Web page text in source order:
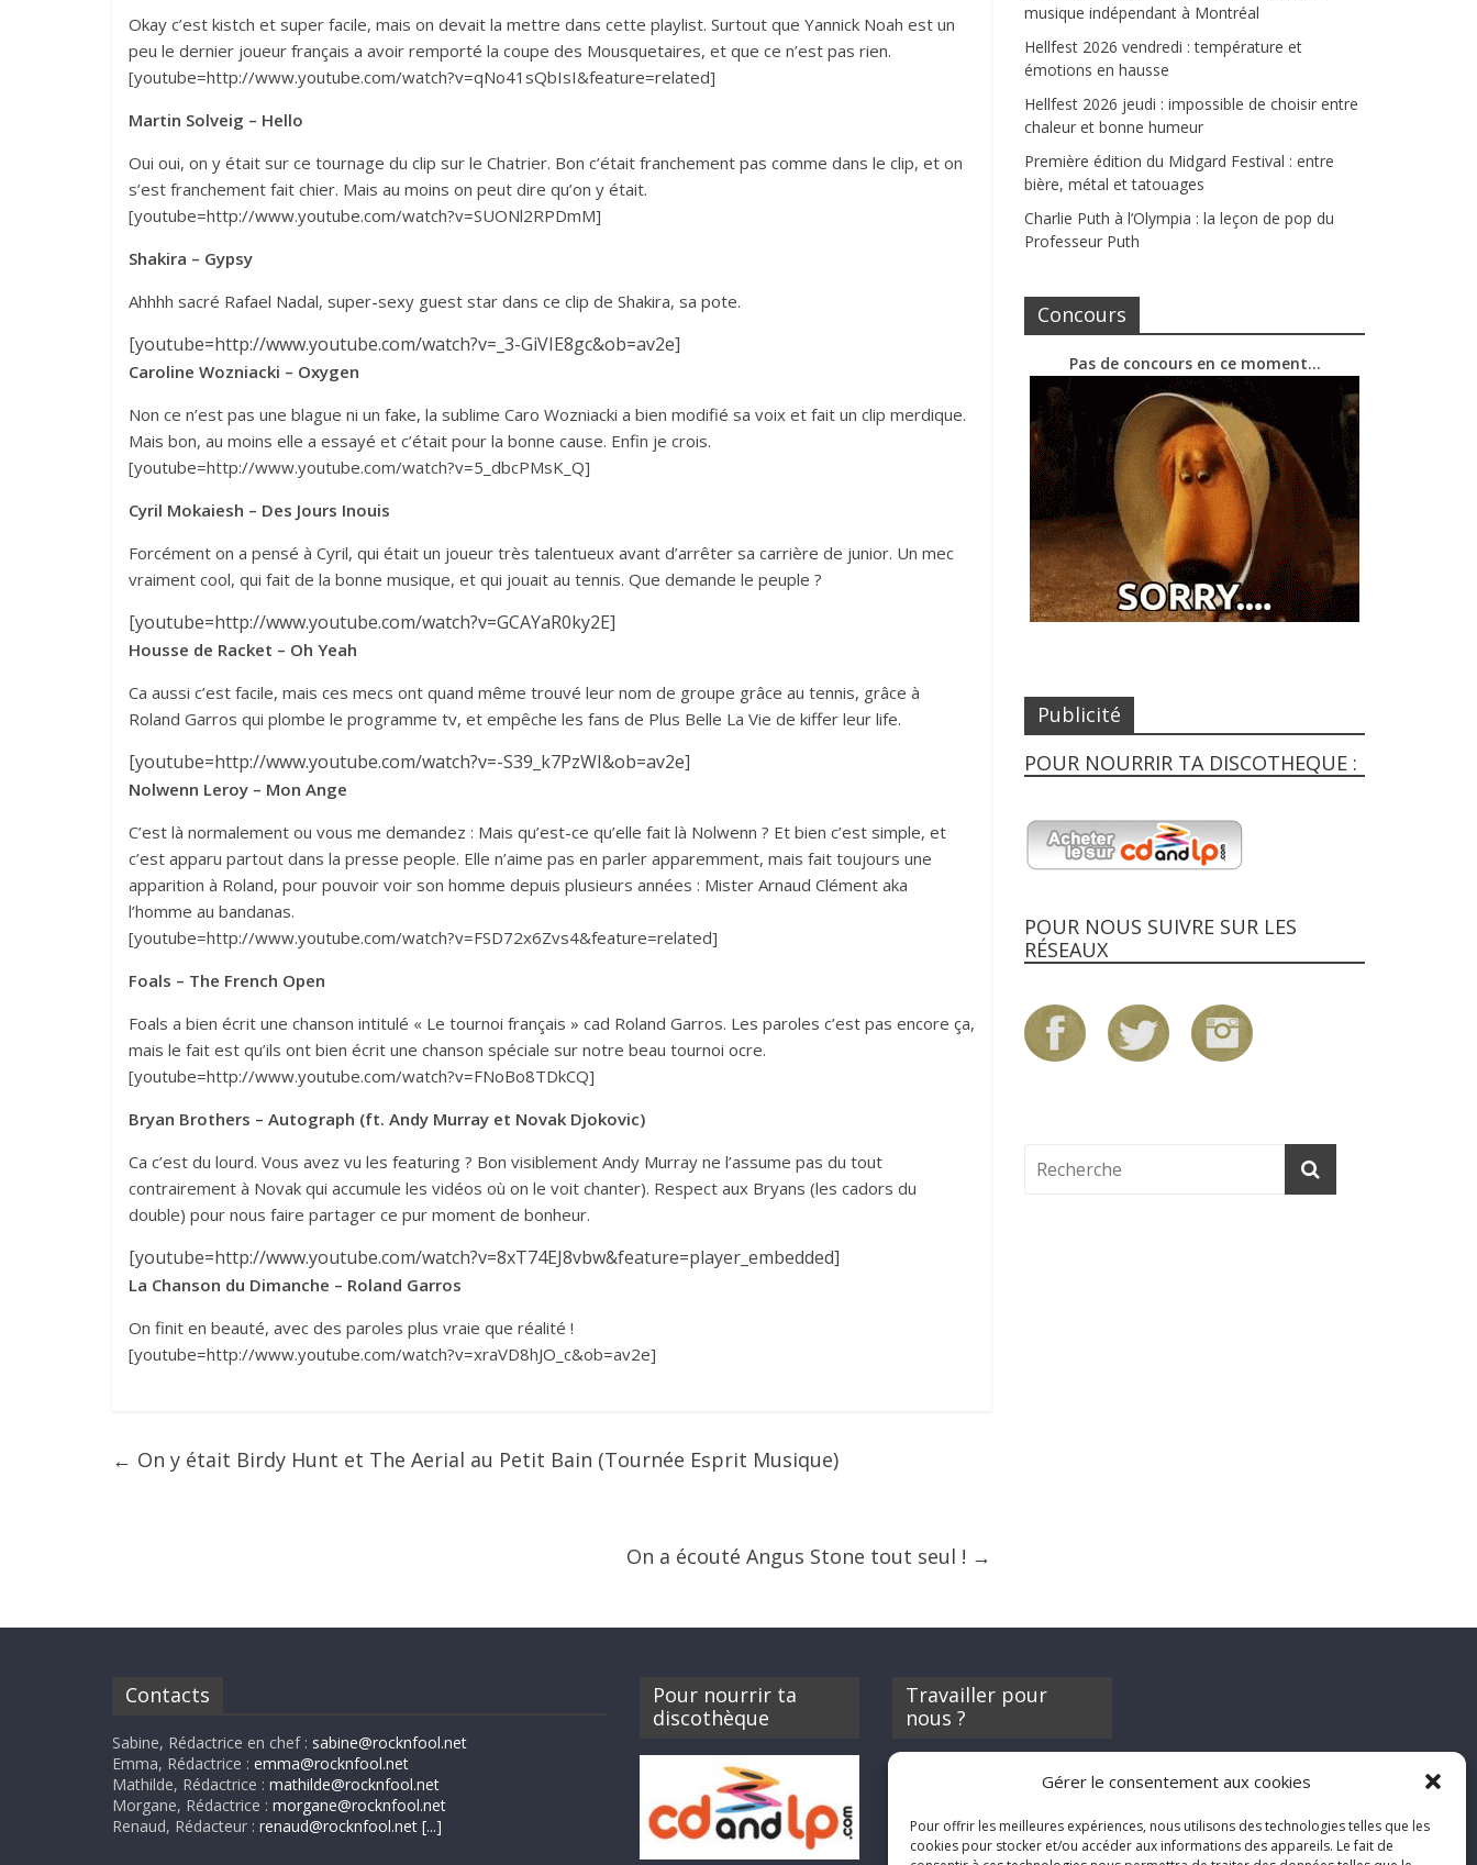
Gérer le consentement aux cookies
Pour offrir les meilleures expériences, nous utilisons des technologies telles que les
cookies pour stocker et/ou accéder aux informations des appareils. Le fait de
Okay c’est kistch et super facile, mais on devait la mettre dans cette playlist. Surtout que Yannick Noah est un
peu le dernier joueur français a avoir remporté la coupe des Mousquetaires, et que ce n’est pas rien.
[youtube=http://www.youtube.com/watch?v=qNo41sQbIsI&feature=related]
Martin Solveig – Hello
Oui oui, on y était sur ce tournage du clip sur le Chatrier. Bon c’était franchement pas comme dans le clip, et on
s’est franchement fait chier. Mais au moins on peut dire qu’on y était.
[youtube=http://www.youtube.com/watch?v=SUONl2RPDmM]
Shakira – Gypsy
Ahhhh sacré Rafael Nadal, super-sexy guest star dans ce clip de Shakira, sa pote.
[youtube=http://www.youtube.com/watch?v=_3-GiVIE8gc&ob=av2e]
Caroline Wozniacki – Oxygen
Non ce n’est pas une blague ni un fake, la sublime Caro Wozniacki a bien modifié sa voix et fait un clip merdique.
Mais bon, au moins elle a essayé et c’était pour la bonne cause. Enfin je crois.
[youtube=http://www.youtube.com/watch?v=5_dbcPMsK_Q]
Cyril Mokaiesh – Des Jours Inouis
Forcément on a pensé à Cyril, qui était un joueur très talentueux avant d’arrêter sa carrière de junior. Un mec
vraiment cool, qui fait de la bonne musique, et qui jouait au tennis. Que demande le peuple ?
[youtube=http://www.youtube.com/watch?v=GCAYaR0ky2E]
Housse de Racket – Oh Yeah
Ca aussi c’est facile, mais ces mecs ont quand même trouvé leur nom de groupe grâce au tennis, grâce à
Roland Garros qui plombe le programme tv, et empêche les fans de Plus Belle La Vie de kiffer leur life.
[youtube=http://www.youtube.com/watch?v=-S39_k7PzWI&ob=av2e]
Nolwenn Leroy – Mon Ange
C’est là normalement ou vous me demandez : Mais qu’est-ce qu’elle fait là Nolwenn ? Et bien c’est simple, et
c’est apparu partout dans la presse people. Elle n’aime pas en parler apparemment, mais fait toujours une
apparition à Roland, pour pouvoir voir son homme depuis plusieurs années : Mister Arnaud Clément aka
l’homme au bandanas.
[youtube=http://www.youtube.com/watch?v=FSD72x6Zvs4&feature=related]
Foals – The French Open
Foals a bien écrit une chanson intitulé « Le tournoi français » cad Roland Garros. Les paroles c’est pas encore ça,
mais le fait est qu’ils ont bien écrit une chanson spéciale sur notre beau tournoi ocre.
[youtube=http://www.youtube.com/watch?v=FNoBo8TDkCQ]
Bryan Brothers – Autograph (ft. Andy Murray et Novak Djokovic)
Ca c’est du lourd. Vous avez vu les featuring ? Bon visiblement Andy Murray ne l’assume pas du tout
contrairement à Novak qui accumule les vidéos où on le voit chanter). Respect aux Bryans (les cadors du
double) pour nous faire partager ce pur moment de bonheur.
[youtube=http://www.youtube.com/watch?v=8xT74EJ8vbw&feature=player_embedded]
La Chanson du Dimanche – Roland Garros
On finit en beauté, avec des paroles plus vraie que réalité !
[youtube=http://www.youtube.com/watch?v=xraVD8hJO_c&ob=av2e]
← On y était Birdy Hunt et The Aerial au Petit Bain (Tournée Esprit Musique)
On a écouté Angus Stone tout seul ! →
musique indépendant à Montréal
Hellfest 2026 vendredi : température et
émotions en hausse
Hellfest 2026 jeudi : impossible de choisir entre
chaleur et bonne humeur
Première édition du Midgard Festival : entre
bière, métal et tatouages
Charlie Puth à l’Olympia : la leçon de pop du
Professeur Puth
Concours
Pas de concours en ce moment…
Publicité
POUR NOURRIR TA DISCOTHEQUE :
POUR NOUS SUIVRE SUR LES
RÉSEAUX
Contacts
Sabine, Rédactrice en chef : sabine@rocknfool.net
Emma, Rédactrice : emma@rocknfool.net
Mathilde, Rédactrice : mathilde@rocknfool.net
Morgane, Rédactrice : morgane@rocknfool.net
Renaud, Rédacteur : renaud@rocknfool.net [...]
Pour nourrir ta
discothèque
Travailler pour
nous ?
Rocknfool, n'hésite pas à nous
concerts, de films, séries ou
des billets d'humeur :